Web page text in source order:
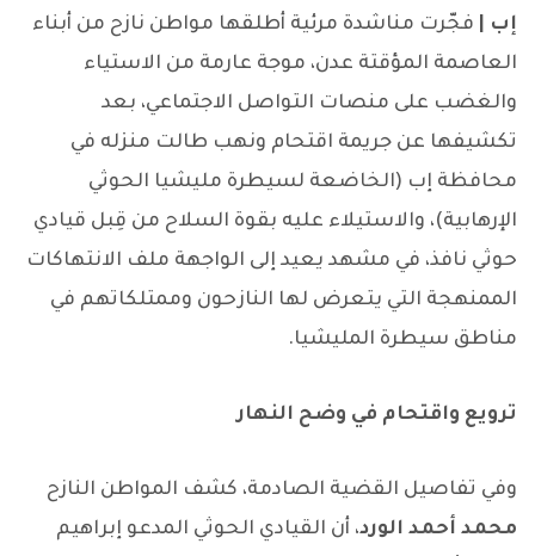
إب | فجّرت مناشدة مرئية أطلقها مواطن نازح من أبناء
العاصمة المؤقتة عدن، موجة عارمة من الاستياء
والغضب على منصات التواصل الاجتماعي، بعد
تكشيفها عن جريمة اقتحام ونهب طالت منزله في
محافظة إب (الخاضعة لسيطرة مليشيا الحوثي
الإرهابية)، والاستيلاء عليه بقوة السلاح من قِبل قيادي
حوثي نافذ، في مشهد يعيد إلى الواجهة ملف الانتهاكات
الممنهجة التي يتعرض لها النازحون وممتلكاتهم في
مناطق سيطرة المليشيا.
ترويع واقتحام في وضح النهار
وفي تفاصيل القضية الصادمة، كشف المواطن النازح
محمد أحمد الورد، أن القيادي الحوثي المدعو إبراهيم